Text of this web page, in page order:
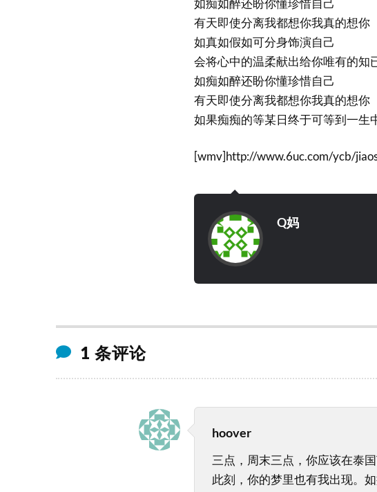
有天即使分离我都想你我真的想你
如真如假如可分身饰演自己
会将心中的温柔献出给你唯有的知
如痴如醉还盼你懂珍惜自己
有天即使分离我都想你我真的想你
如果痴痴的等某日终于可等到一生
[wmv]http://www.6uc.com/ycb/
Q妈
1 条评论
hoover
三点，周末三点，你应该在泰
此刻，你的梦里也有我出现。